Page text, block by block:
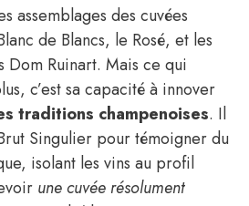
assemblages des cuvées
de Blancs, le Rosé, et les
Dom Ruinart. Mais ce qui
c’est sa capacité à innover
traditions champenoises. Il
Singulier pour témoigner du
isolant les vins au profil
une cuvée résolument